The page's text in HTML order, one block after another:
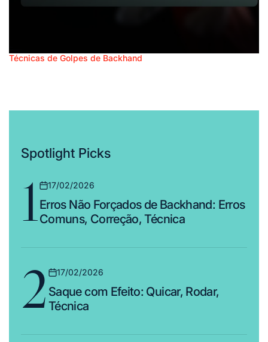
Posted
Técnicas de Golpes de Backhand
Spotlight Picks
1Posted
on
17/02/2026
Erros Não Forçados de Backhand: Erros
Comuns, Correção, Técnica
2 Posted
on
17/02/2026
Saque com Efeito: Quicar, Rodar,
Técnica